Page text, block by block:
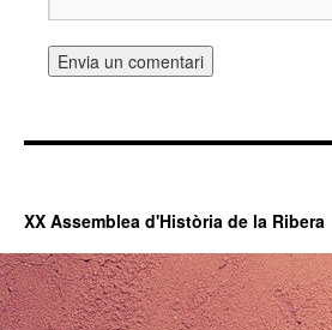
XX Assemblea d'Història de la Ribera